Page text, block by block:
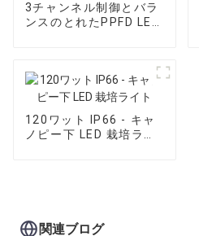
3チャンネル制御とバラ
ンスのとれたPPFD LED
120ワット IP66 - キャ
ノピー下 LED 栽培ライ
関連ブログ